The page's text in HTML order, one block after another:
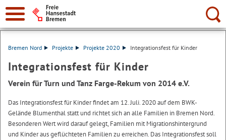
Suche:
Bremen Nord Projekte Projekte 2020 Integrationsfest für Kinder
Integrationsfest für Kinder
Verein für Turn und Tanz Farge-Rekum von 2014 e.V.
Das Integrationsfest für Kinder findet am 12. Juli. 2020 auf dem BWK-
Gelände Blumenthal statt und richtet sich an alle Familien in Bremen Nord.
Besonderen Wert wird darauf gelegt, Familien mit Migrationshintergrund
und Kinder aus geflüchteten Familien zu erreichen. Das Integrationsfest soll